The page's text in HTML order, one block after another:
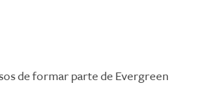
de formar parte de Evergreen